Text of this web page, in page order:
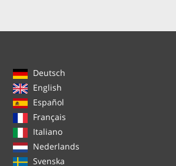
Deutsch
English
Español
Français
Italiano
Nederlands
Svenska